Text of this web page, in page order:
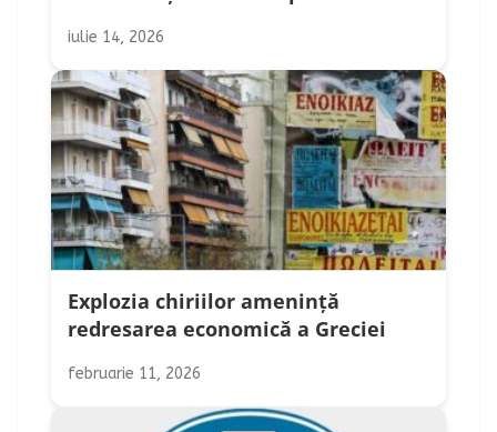
iulie 14, 2026
Explozia chiriilor amenință
redresarea economică a Greciei
februarie 11, 2026